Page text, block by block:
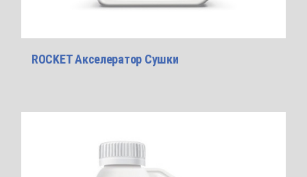
ROCKET Акселератор Cушки